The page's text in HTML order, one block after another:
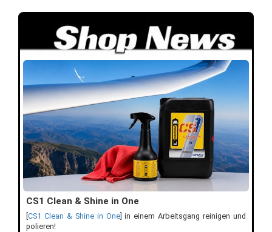
CS1 Clean & Shine in One
CS1 Clean & Shine in One] in einem Arbeitsgang reinigen und
polieren!